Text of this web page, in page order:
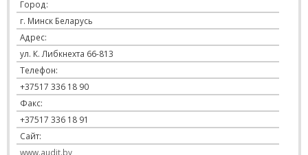
Город:
г. Минск Беларусь
Адрес:
ул. К. Либкнехта 66-813
Телефон:
+37517 336 18 90
Факс:
+37517 336 18 91
Сайт:
www.audit.by